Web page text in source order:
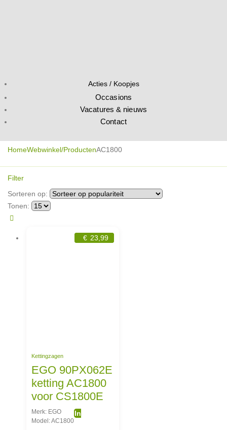
Acties / Koopjes
Occasions
Vacatures & nieuws
Contact
HomeWebwinkel/ProductenAC1800
Filter
Sorteren op:
Tonen:
€ 23,99
Kettingzagen
EGO 90PX062E
ketting AC1800
voor CS1800E
Merk: EGO
Model: AC1800
In